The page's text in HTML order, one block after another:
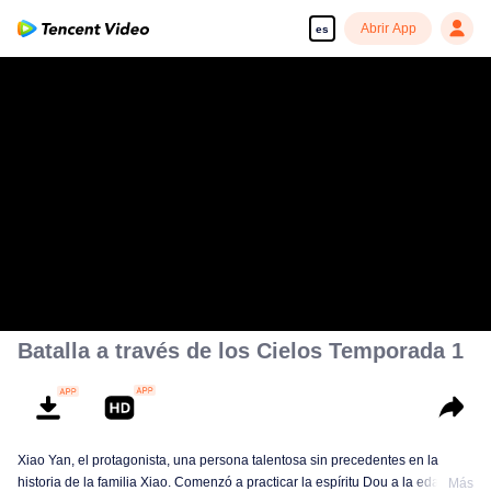
es Abrir App
Batalla a través de los Cielos Temporada 1
Xiao Yan, el protagonista, una persona talentosa sin precedentes en la
historia de la familia Xiao. Comenzó a practicar la espíritu Dou a la edad de
Más